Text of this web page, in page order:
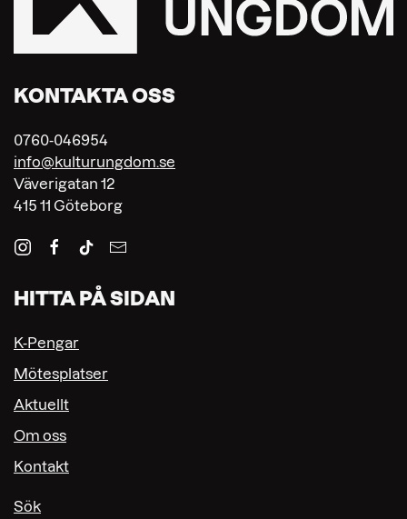
KONTAKTA OSS
0760-046954
info@kulturungdom.se
Väverigatan 12
415 11 Göteborg
HITTA PÅ SIDAN
K-Pengar
Mötesplatser
Aktuellt
Om oss
Kontakt
Sök